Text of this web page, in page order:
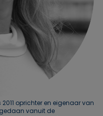
oprichter en eigenaar van
vanuit de